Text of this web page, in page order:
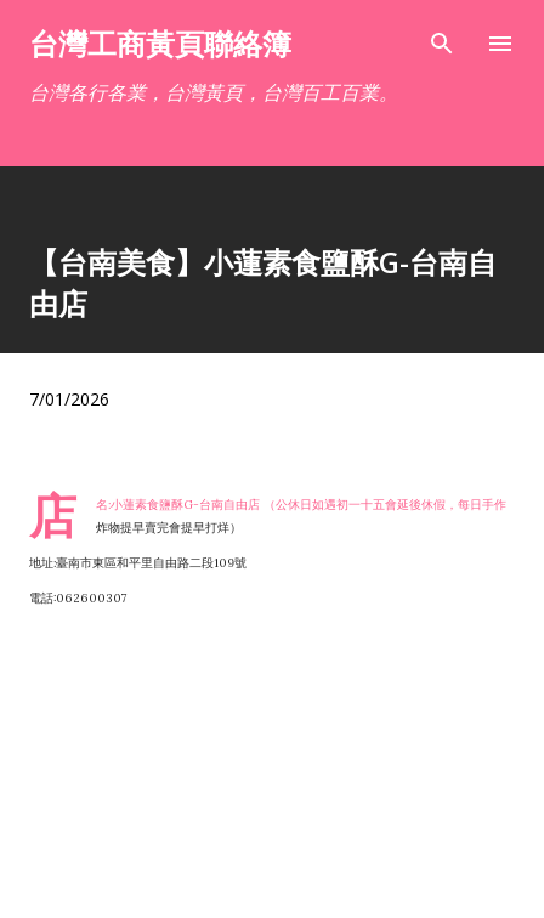
跳到主要內容
台灣工商黃頁聯絡簿
台灣各行各業，台灣黃頁，台灣百工百業。
【台南美食】小蓮素食鹽酥G-台南自
由店
7/01/2026
店
名:小蓮素食鹽酥G-台南自由店 （公休日如遇初一十五會延後休假，每日手作
炸物提早賣完會提早打烊）
地址:臺南市東區和平里自由路二段109號
電話:062600307